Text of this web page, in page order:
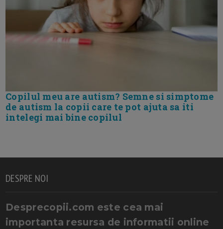
Copilul meu are autism? Semne si simptome
de autism la copii care te pot ajuta sa iti
intelegi mai bine copilul
DESPRE NOI
Desprecopii.com este cea mai
importanta resursa de informatii online